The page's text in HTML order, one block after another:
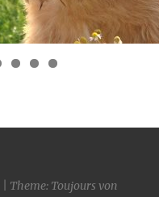
Theme: Toujours von